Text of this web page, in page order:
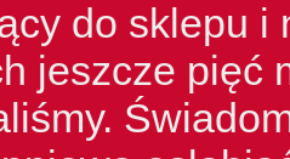
do sklepu i
jeszcze pięć